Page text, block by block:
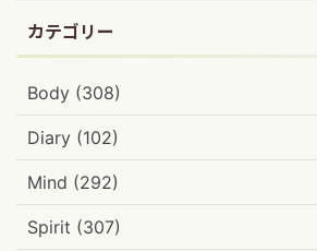
カテゴリー
Body (308)
Diary (102)
Mind (292)
Spirit (307)